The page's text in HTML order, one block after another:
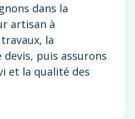
dans la
artisan à
la
puis assurons
et la qualité des